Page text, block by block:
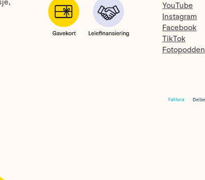
YouTube
Instagram
Facebook
TikTok
Fotopodden